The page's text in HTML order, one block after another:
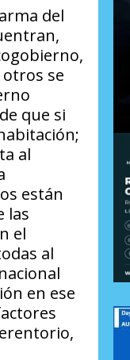
del
se
que si
al
están
las
el
al
en ese